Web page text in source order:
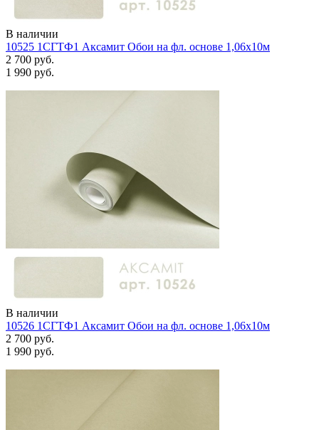
В наличии
10525 1СГТФ1 Аксамит Обои на фл. основе 1,06х10м
2 700 руб.
1 990 руб.
В наличии
10526 1СГТФ1 Аксамит Обои на фл. основе 1,06х10м
2 700 руб.
1 990 руб.